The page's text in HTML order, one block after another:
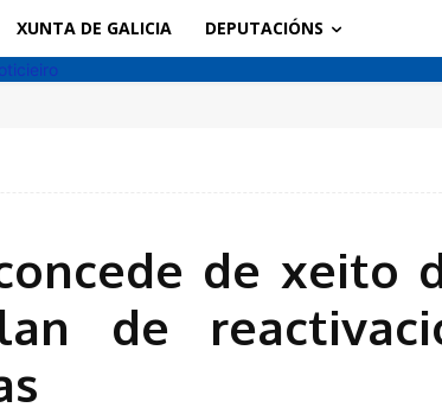
XUNTA DE GALICIA DEPUTACIÓNS
de xeito
de